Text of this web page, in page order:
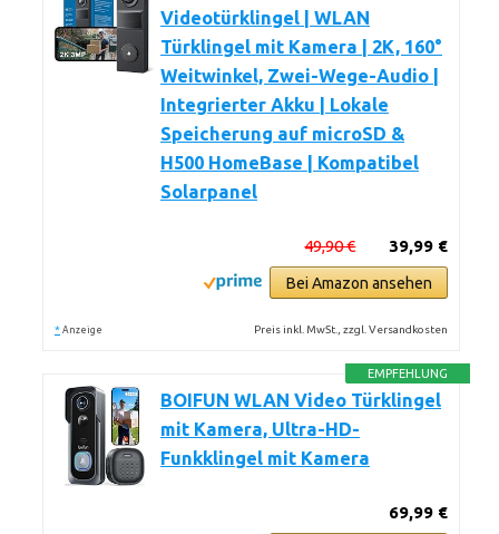
Videotürklingel | WLAN
Türklingel mit Kamera | 2K, 160°
Weitwinkel, Zwei-Wege-Audio |
Integrierter Akku | Lokale
Speicherung auf microSD &
H500 HomeBase | Kompatibel
Solarpanel
39,99 €
49,90 €
Bei Amazon ansehen
* Anzeige Preis inkl. MwSt., zzgl. Versandkosten
EMPFEHLUNG
BOIFUN WLAN Video Türklingel
mit Kamera, Ultra-HD-
Funkklingel mit Kamera
69,99 €